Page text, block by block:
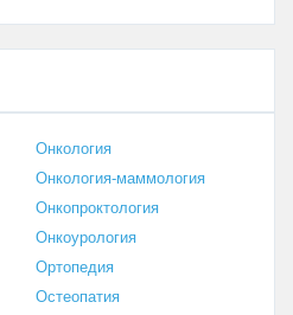
Онкология
Онкология-маммология
Онкопроктология
Онкоурология
Ортопедия
Остеопатия